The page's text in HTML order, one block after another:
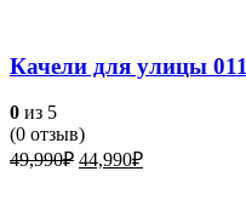
Качели для улицы 011
0 из 5
(0 отзыв)
49,990₽ Первоначальная
44,990₽Текущая